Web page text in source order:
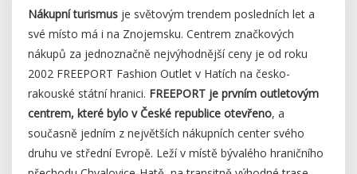
Nákupní turismus je světovým trendem posledních let a
své místo má i na Znojemsku. Centrem značkových
nákupů za jednoznačně nejvýhodnější ceny je od roku
2002 FREEPORT Fashion Outlet v Hatích na česko-
rakouské státní hranici. FREEPORT je prvním outletovým
centrem, které bylo v České republice otevřeno, a
současně jedním z největších nákupních center svého
druhu ve střední Evropě. Leží v místě bývalého hraničního